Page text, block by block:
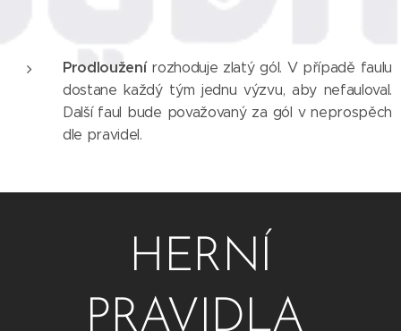
Prodloužení rozhoduje zlatý gól. V případě faulu
dostane každý tým jednu výzvu, aby nefauloval.
Další faul bude považovaný za gól v neprospěch
dle pravidel.
HERNÍ
PRAVIDLA